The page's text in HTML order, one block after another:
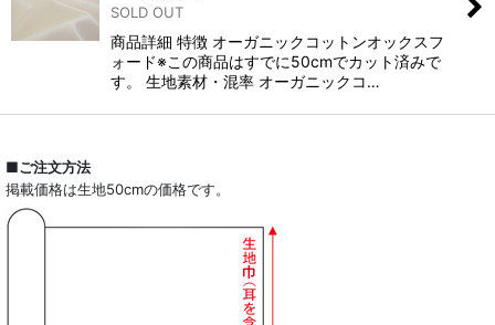
SOLD OUT
商品詳細 特徴 オーガニックコットンオックスフ
ォード※この商品はすでに50cmでカット済みで
す。 生地素材・混率 オーガニックコ…
■ご注文方法
掲載価格は生地50cmの価格です。